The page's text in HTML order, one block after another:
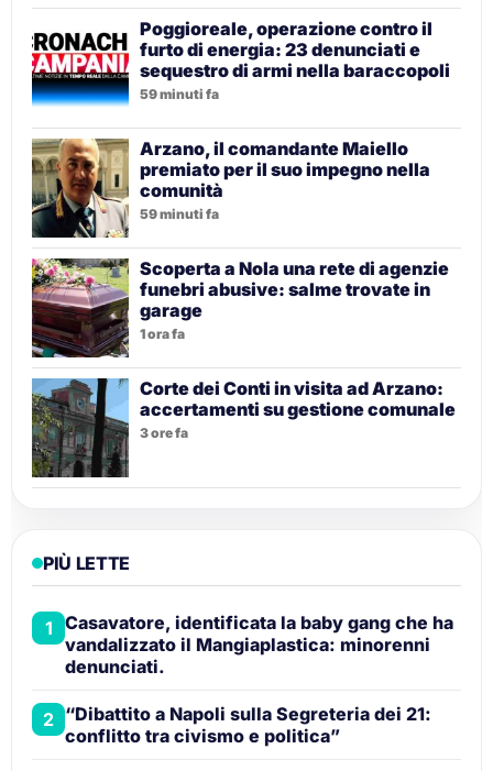
Poggioreale, operazione contro il
furto di energia: 23 denunciati e
sequestro di armi nella baraccopoli
59 minuti fa
Arzano, il comandante Maiello
premiato per il suo impegno nella
comunità
59 minuti fa
Scoperta a Nola una rete di agenzie
funebri abusive: salme trovate in
garage
1 ora fa
Corte dei Conti in visita ad Arzano:
accertamenti su gestione comunale
3 ore fa
PIÙ LETTE
1 Casavatore, identificata la baby gang che ha
vandalizzato il Mangiaplastica: minorenni
denunciati.
2 “Dibattito a Napoli sulla Segreteria dei 21:
conflitto tra civismo e politica”